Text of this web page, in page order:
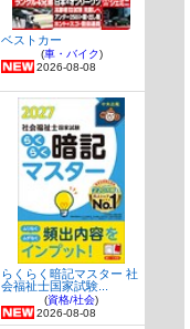
ベストカー
(車・バイク)
2026-08-08
らくらく暗記マスター 社
会福祉士国家試験...
(資格/社会)
2026-08-08